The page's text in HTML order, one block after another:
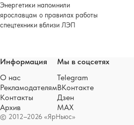
Энергетики напомнили
ярославцам о правилах работы
спецтехники вблизи ЛЭП
© 2012–2026 «ЯрНьюс»
Информация
О нас
Рекламодателям
Контакты
Архив
Мы в соцсетях
Telegram
ВКонтакте
Дзен
MAX